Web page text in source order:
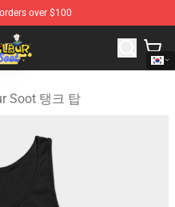
over $100
Wilbur Soot Merchandise
Soot 탱크 탑